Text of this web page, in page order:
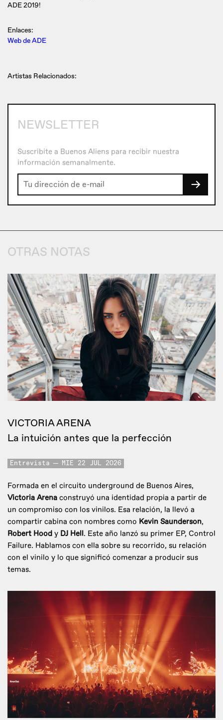
ADE 2019!
Enlaces:
Web de ADE
Artistas Relacionados:
NEWSLETTER
Suscribite a Buenos Aliens para recibir nuestra
información semanalmente.
→
OTRAS NOTAS
VICTORIA ARENA
La intuición antes que la perfección
Entrevista MIE 22 JUL 2026
Formada en el circuito underground de Buenos Aires,
Victoria Arena construyó una identidad propia a partir de
un compromiso con los vinilos. Esa relación, la llevó a
compartir cabina con nombres como Kevin Saunderson,
Robert Hood y DJ Hell. Este año lanzó su primer EP, Control
Failure. Hablamos con ella sobre su recorrido, su relación
con el vinilo y lo que significó comenzar a producir sus
temas.